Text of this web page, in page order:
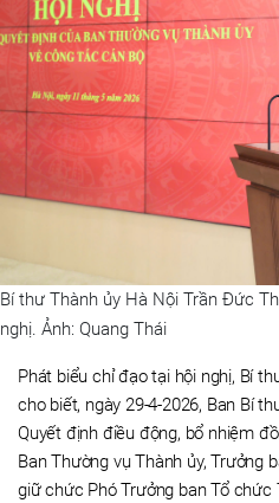
Bí thư Thành ủy Hà Nội Trần Đức
nghị. Ảnh: Quang Thái
Phát biểu chỉ đạo tại hội nghị, Bí
cho biết, ngày 29-4-2026, Ban Bí
Quyết định điều động, bổ nhiệm
Ban Thường vụ Thành ủy, Trưởng
giữ chức Phó Trưởng ban Tổ